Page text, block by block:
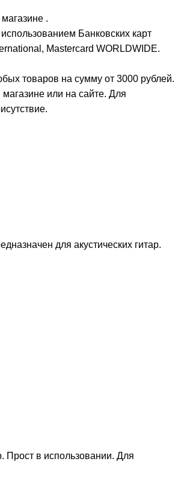
.
Банковских карт
Mastercard WORLDWIDE.
товаров на сумму от 3000 рублей.
или на сайте. Для
для акустических гитар.
Прост в использовании. Для